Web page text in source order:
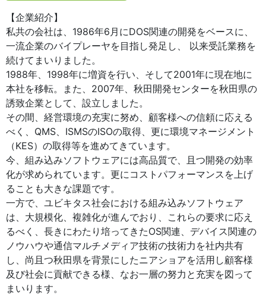
【企業紹介】
私共の会社は、1986年6月にDOS関連の開発をベースに、
一流企業のバイプレーヤを目指し発足し、 以来受託業務を
続けてまいりました。
1988年、1998年に増資を行い、そして2001年に現在地に
本社を移転。また、2007年、秋田開発センターを秋田県の
誘致企業として、設立しました。
その間、経営環境の充実に努め、顧客様への信頼に応える
べく、QMS、ISMSのISOの取得、更に環境マネージメント
（KES）の取得等を進めてきています。
今、組み込みソフトウェアには高品質で、且つ開発の効率
化が求められています。更にコストパフォーマンスを上げ
ることも大きな課題です。
一方で、ユビキタス社会における組み込みソフトウェア
は、大規模化、複雑化が進んでおり、これらの要求に応え
るべく、長きにわたり培ってきたOS関連、デバイス関連の
ノウハウや通信マルチメディア技術の技術力を社内共有
し、尚且つ秋田県を背景にしたニアショアを活用し顧客様
及び社会に貢献できる様、なお一層の努力と充実を図って
まいります。